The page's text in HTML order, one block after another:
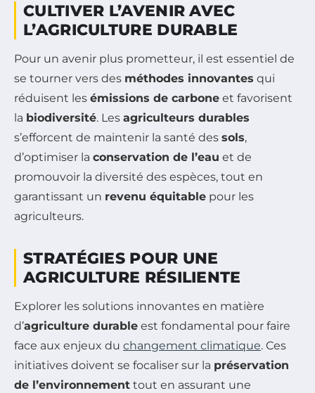
CULTIVER L’AVENIR AVEC
L’AGRICULTURE DURABLE
Pour un avenir plus prometteur, il est essentiel de
se tourner vers des méthodes innovantes qui
réduisent les émissions de carbone et favorisent
la biodiversité. Les agriculteurs durables
s’efforcent de maintenir la santé des sols,
d’optimiser la conservation de l’eau et de
promouvoir la diversité des espèces, tout en
garantissant un revenu équitable pour les
agriculteurs.
STRATÉGIES POUR UNE
AGRICULTURE RÉSILIENTE
Explorer les solutions innovantes en matière
d’agriculture durable est fondamental pour faire
face aux enjeux du changement climatique. Ces
initiatives doivent se focaliser sur la préservation
de l’environnement tout en assurant une